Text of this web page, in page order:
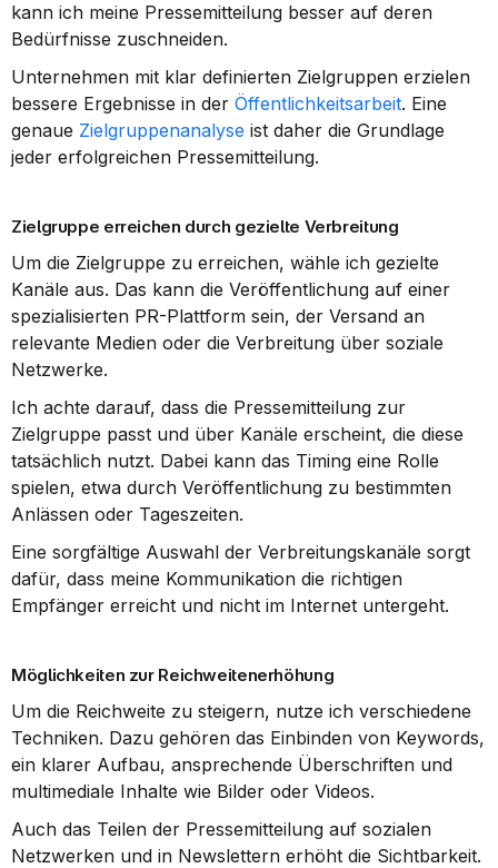
kann ich meine Pressemitteilung besser auf deren
Bedürfnisse zuschneiden.
Unternehmen mit klar definierten Zielgruppen erzielen
bessere Ergebnisse in der Öffentlichkeitsarbeit. Eine
genaue Zielgruppenanalyse ist daher die Grundlage
jeder erfolgreichen Pressemitteilung.
Zielgruppe erreichen durch gezielte Verbreitung
Um die Zielgruppe zu erreichen, wähle ich gezielte
Kanäle aus. Das kann die Veröffentlichung auf einer
spezialisierten PR-Plattform sein, der Versand an
relevante Medien oder die Verbreitung über soziale
Netzwerke.
Ich achte darauf, dass die Pressemitteilung zur
Zielgruppe passt und über Kanäle erscheint, die diese
tatsächlich nutzt. Dabei kann das Timing eine Rolle
spielen, etwa durch Veröffentlichung zu bestimmten
Anlässen oder Tageszeiten.
Eine sorgfältige Auswahl der Verbreitungskanäle sorgt
dafür, dass meine Kommunikation die richtigen
Empfänger erreicht und nicht im Internet untergeht.
Möglichkeiten zur Reichweitenerhöhung
Um die Reichweite zu steigern, nutze ich verschiedene
Techniken. Dazu gehören das Einbinden von Keywords,
ein klarer Aufbau, ansprechende Überschriften und
multimediale Inhalte wie Bilder oder Videos.
Auch das Teilen der Pressemitteilung auf sozialen
Netzwerken und in Newslettern erhöht die Sichtbarkeit.